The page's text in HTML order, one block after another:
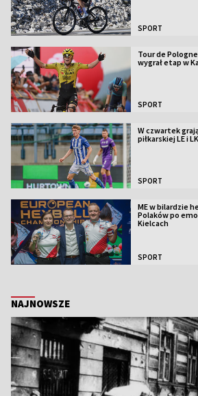
SPORT
Tour de
wygrał etap w
SPORT
W czwartek
piłkarskiej LE i LK
SPORT
ME w bilardzie
Polaków po
Kielcach
SPORT
NAJNOWSZE